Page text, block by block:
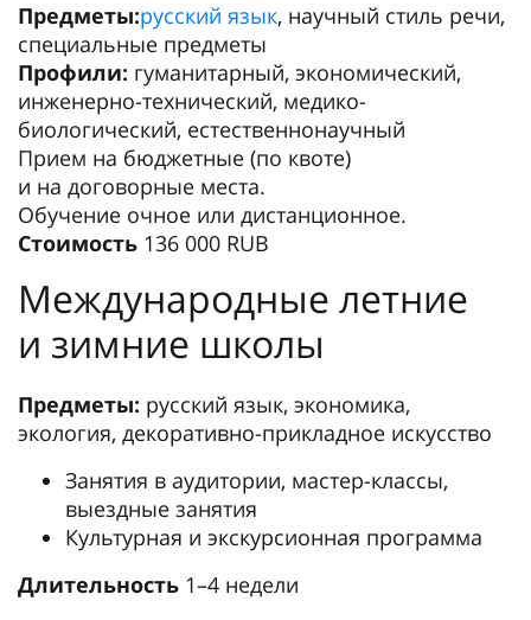
Предметы:русский язык, научный стиль речи,
специальные предметы
Профили: гуманитарный, экономический,
инженерно-технический, медико-
биологический, естественнонаучный
Прием на бюджетные (по квоте)
и на договорные места.
Обучение очное или дистанционное.
Стоимость 136 000 RUB
Международные летние
и зимние школы
Предметы: русский язык, экономика,
экология, декоративно-прикладное искусство
Занятия в аудитории, мастер-классы,
выездные занятия
Культурная и экскурсионная программа
Длительность 1–4 недели